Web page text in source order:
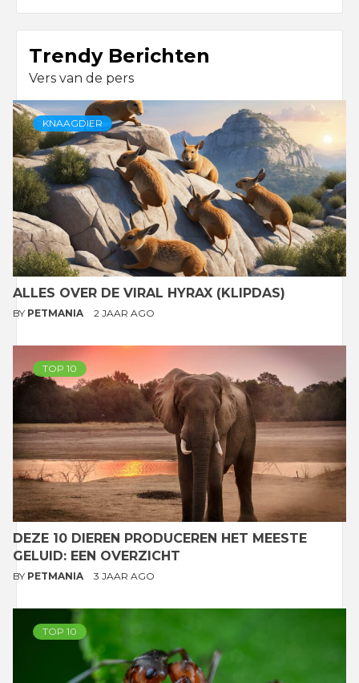
Trendy Berichten
Vers van de pers
KNAAGDIER
ALLES OVER DE VIRAL HYRAX (KLIPDAS)
BY PETMANIA 2 JAAR AGO
TOP 10
DEZE 10 DIEREN PRODUCEREN HET MEESTE
GELUID: EEN OVERZICHT
BY PETMANIA 3 JAAR AGO
TOP 10